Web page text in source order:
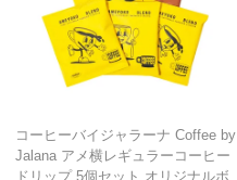
コーヒーバイジャラーナ Coffee by
Jalana アメ横レギュラーコーヒー
ドリップ 5個セット オリジナルボ